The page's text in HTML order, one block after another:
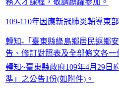
109-110年因應新冠肺炎輔導東
轉知-「臺東縣綠島鄉居民返鄉
告、修訂對照表及全部條文各一
轉知~臺東縣政府109年4月29日
準」之公告1份(如附件)。